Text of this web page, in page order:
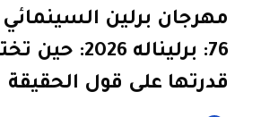
مهرجان برلين السينمائي
76: برليناله
قدرتها على قول الحقيقة